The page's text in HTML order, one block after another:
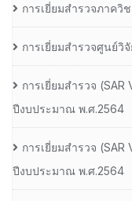
การเยี่ยมสำรวจภาควิ
การเยี่ยมสำรวจศูนย์วิ
การเยี่ยมสํารวจ
ปีงบประมาณ พ.ศ.2564
การเยี่ยมสํารวจ
ปีงบประมาณ พ.ศ.2564